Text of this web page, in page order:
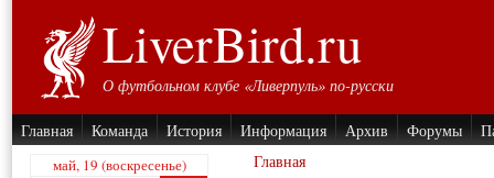
LiverBird.ru
О футбольном клубе «Ливерпуль» по-русски
Главная Команда История Информация Архив Форумы
май, 19 (воскресенье) Главная